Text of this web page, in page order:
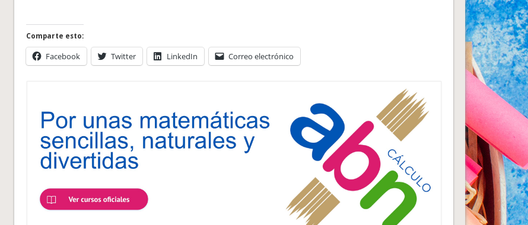
Comparte esto:
Facebook Twitter LinkedIn Correo electrónico